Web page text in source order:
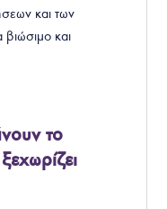
και των
βιώσιμο και
το